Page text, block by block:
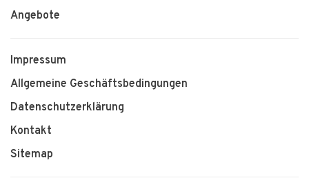
Angebote
Impressum
Allgemeine Geschäftsbedingungen
Datenschutzerklärung
Kontakt
Sitemap